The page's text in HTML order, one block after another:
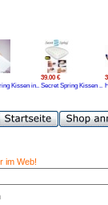
Kissen in..
39.00 €
Secret Spring Kissen ..
im Web!